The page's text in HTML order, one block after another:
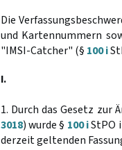
Die
und Kartennummern
"IMSI-Catcher" (§ 100 i
I.
1. Durch das Gesetz zur
3018) wurde § 100 iStPO
derzeit geltenden